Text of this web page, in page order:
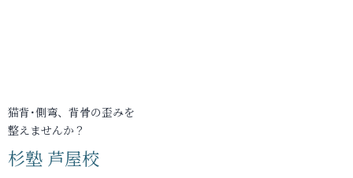
猫背･側弯、背骨の歪みを
整えませんか？
杉塾 芦屋校